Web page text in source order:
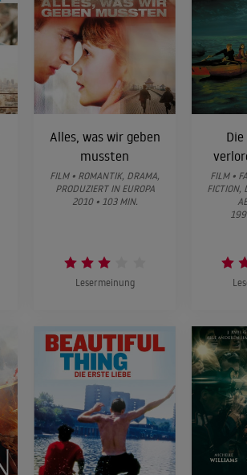
Alles, was wir geben
mussten
FILM • ROMANTIK, DRAMA,
PRODUZIERT IN EUROPA
2010 • 103 MIN.
Lesermeinung
FILM •
FICTION,